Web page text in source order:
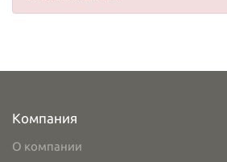
Компания
О компании